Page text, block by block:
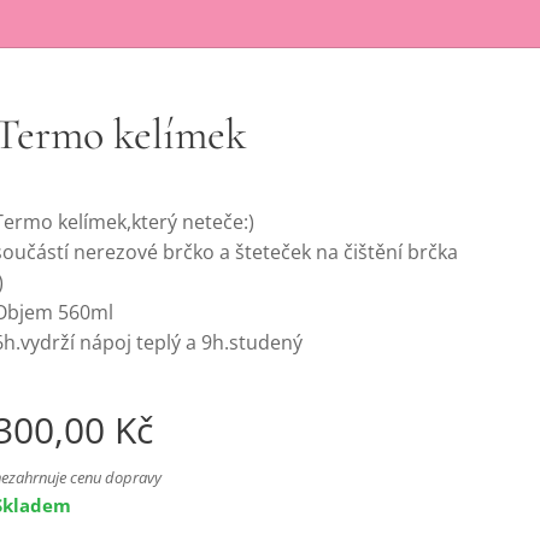
kelímek
kelímek,který neteče:)
nerezové brčko a šteteček na čištění brčka
560ml
nápoj teplý a 9h.studený
Kč
cenu dopravy